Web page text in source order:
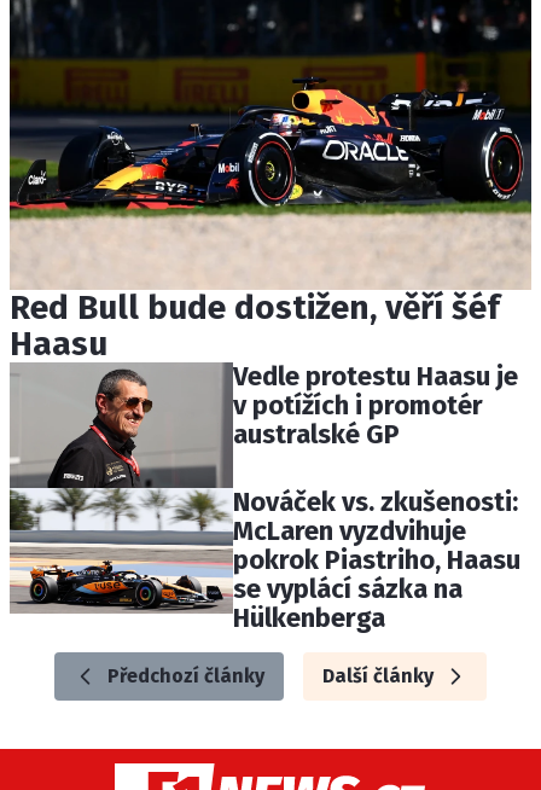
Red Bull bude dostižen, věří šéf
Haasu
Vedle protestu Haasu je
v potížích i promotér
australské GP
Nováček vs. zkušenosti:
McLaren vyzdvihuje
pokrok Piastriho, Haasu
se vyplácí sázka na
Hülkenberga
Předchozí články Další články